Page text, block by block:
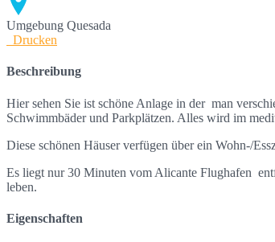
Umgebung Quesada
Drucken
Beschreibung
Hier sehen Sie ist schöne Anlage in der man
Schwimmbäder und Parkplätzen. Alles wird im
Diese schönen Häuser verfügen über ein Wohn-/
Es liegt nur 30 Minuten vom Alicante Flughafen
leben.
Eigenschaften